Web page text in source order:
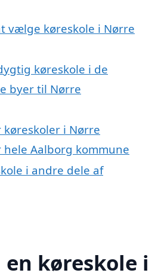
vælge køreskole i Nørre
køreskole i de
byer til Nørre
i Nørre
hele Aalborg kommune
i andre dele af
køreskole i